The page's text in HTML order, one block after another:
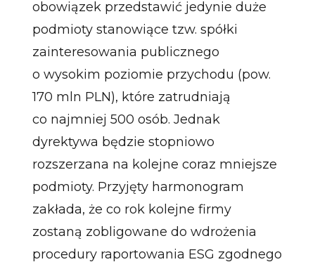
obowiązek przedstawić jedynie duże
podmioty stanowiące tzw. spółki
zainteresowania publicznego
o wysokim poziomie przychodu (pow.
170 mln PLN), które zatrudniają
co najmniej 500 osób. Jednak
dyrektywa będzie stopniowo
rozszerzana na kolejne coraz mniejsze
podmioty. Przyjęty harmonogram
zakłada, że co rok kolejne firmy
zostaną zobligowane do wdrożenia
procedury raportowania ESG zgodnego